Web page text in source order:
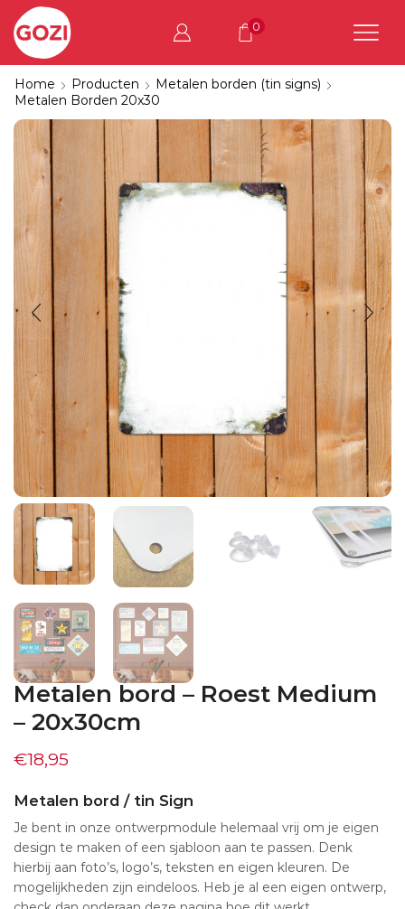
0
Home Producten
Metalen borden (tin signs)
Metalen Borden 20x30
Metalen bord – Roest Medium
– 20x30cm
€18,95
Metalen bord / tin Sign
Je bent in onze ontwerpmodule helemaal vrij om je eigen
design te maken of een sjabloon aan te passen. Denk
hierbij aan foto’s, logo’s, teksten en eigen kleuren. De
mogelijkheden zijn eindeloos. Heb je al een eigen ontwerp,